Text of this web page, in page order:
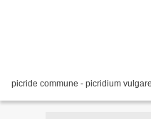
picride commune - picridium